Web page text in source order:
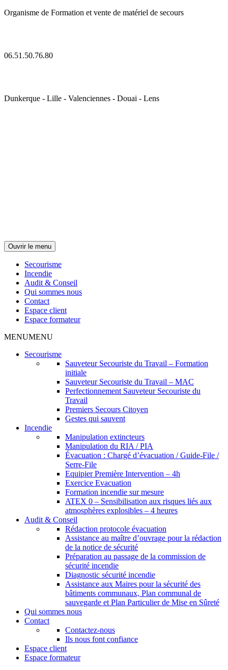
Organisme de Formation et vente de matériel de secours
06.51.50.76.80
Dunkerque - Lille - Valenciennes - Douai - Lens
Ouvrir le menu
Secourisme
Incendie
Audit & Conseil
Qui sommes nous
Contact
Espace client
Espace formateur
MENUMENU
Secourisme
Sauveteur Secouriste du Travail – Formation
initiale
Sauveteur Secouriste du Travail – MAC
Perfectionnement Sauveteur Secouriste du
Travail
Premiers Secours Citoyen
Gestes qui sauvent
Incendie
Manipulation extincteurs
Manipulation du RIA / PIA
Évacuation : Chargé d’évacuation / Guide-File /
Serre-File
Equipier Première Intervention – 4h
Exercice Evacuation
Formation incendie sur mesure
ATEX 0 – Sensibilisation aux risques liés aux
atmosphères explosibles – 4 heures
Audit & Conseil
Rédaction protocole évacuation
Assistance au maître d’ouvrage pour la rédaction
de la notice de sécurité
Préparation au passage de la commission de
sécurité incendie
Diagnostic sécurité incendie
Assistance aux Maires pour la sécurité des
bâtiments communaux, Plan communal de
sauvegarde et Plan Particulier de Mise en Sûreté
Qui sommes nous
Contact
Contactez-nous
Ils nous font confiance
Espace client
Espace formateur